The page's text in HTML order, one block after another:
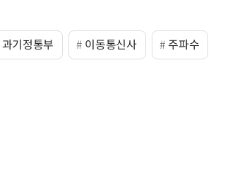
과기정통부 이동통신사 주파수